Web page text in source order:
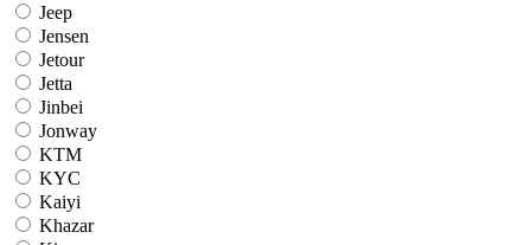
Jeep
Jensen
Jetour
Jetta
Jinbei
Jonway
KTM
KYC
Kaiyi
Khazar